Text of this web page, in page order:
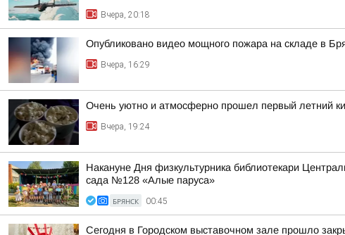
Вчера, 20:18
Опубликовано видео мощного пожара на складе в
Вчера, 16:29
Очень уютно и атмосферно прошел первый летний
Вчера, 19:24
Накануне Дня физкультурника библиотекари
сада №128 «Алые паруса»
БРЯНСК 00:45
Сегодня в Городском выставочном зале прошло